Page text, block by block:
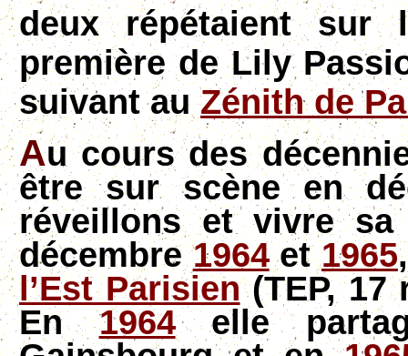
deux répétaient
première de Lily
suivant auZénith de
Au cours des
être sur scène en
réveillons et vivre
décembre1964et1965
l’Est Parisien(TEP, 17
En1964elle